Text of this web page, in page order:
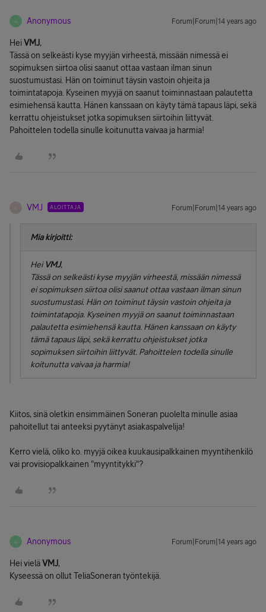
A Anonymous Forum|Forum|14 years ago
HeiVMJ,
Tässä on selkeästi kyse myyjän virheestä, missään nimessä ei
sopimuksen siirtoa olisi saanut ottaa vastaan ilman sinun
suostumustasi. Hän on toiminut täysin vastoin ohjeita ja
toimintatapoja. Kyseinen myyjä on saanut toiminnastaan palautetta
esimiehensä kautta. Hänen kanssaan on käyty tämä tapaus läpi, sekä
kerrattu ohjeistukset jotka sopimuksen siirtoihin liittyvät.
Pahoittelen todella sinulle koitunutta vaivaa ja harmia!
VMJ ALOITTAJA Forum|Forum|14 years ago
Mia kirjoitti:
Hei VMJ,
Tässä on selkeästi kyse myyjän virheestä, missään nimessä
ei sopimuksen siirtoa olisi saanut ottaa vastaan ilman sinun
suostumustasi. Hän on toiminut täysin vastoin ohjeita ja
toimintatapoja. Kyseinen myyjä on saanut toiminnastaan
palautetta esimiehensä kautta. Hänen kanssaan on käyty
tämä tapaus läpi, sekä kerrattu ohjeistukset jotka
sopimuksen siirtoihin liittyvät. Pahoittelen todella sinulle
koitunutta vaivaa ja harmia!
Kiitos, sinä oletkin ensimmäinen Soneran puolelta minulle asiaa
pahoitellut tai anteeksi pyytänyt asiakaspalvelija!
Kerro vielä, oliko ko. myyjä oikea kuukausipalkkainen myyntihenkilö
vai provisiopalkkainen "myyntitykki"?
A Anonymous Forum|Forum|14 years ago
Hei vieläVMJ,
Kyseessä on ollut TeliaSoneran työntekijä.